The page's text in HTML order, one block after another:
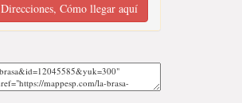
Direcciones, Cómo llegar aquí